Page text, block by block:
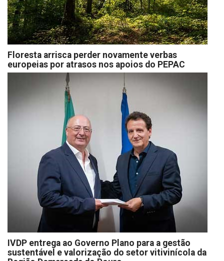
Floresta arrisca perder novamente verbas
europeias por atrasos nos apoios do PEPAC
IVDP entrega ao Governo Plano para a gestão
sustentável e valorização do setor vitivinícola da